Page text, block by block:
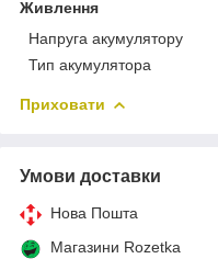
Живлення
Напруга акумулятору
Тип акумулятора
Приховати
Умови доставки
Нова Пошта
Магазини Rozetka